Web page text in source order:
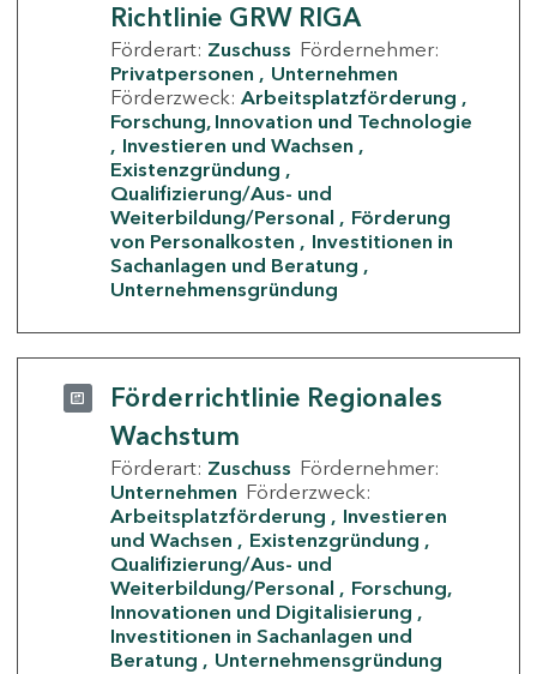
Richtlinie GRW RIGA
Förderart: Zuschuss Fördernehmer:
Privatpersonen
Unternehmen
Förderzweck: Arbeitsplatzförderung
Forschung, Innovation und Technologie
Investieren und Wachsen
Existenzgründung
Qualifizierung/Aus- und
Weiterbildung/Personal
Förderung
von Personalkosten
Investitionen in
Sachanlagen und Beratung
Unternehmensgründung
Förderrichtlinie Regionales
Wachstum
Förderart: Zuschuss Fördernehmer:
Unternehmen Förderzweck:
Arbeitsplatzförderung
Investieren
und Wachsen
Existenzgründung
Qualifizierung/Aus- und
Weiterbildung/Personal
Forschung,
Innovationen und Digitalisierung
Investitionen in Sachanlagen und
Beratung
Unternehmensgründung